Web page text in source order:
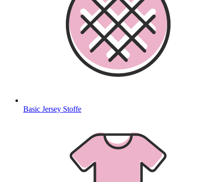
Basic Jersey Stoffe